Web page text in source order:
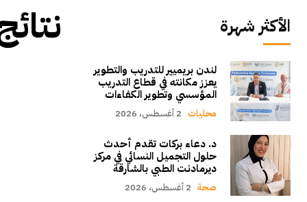
الأكثر شهرة
لندن بريميير للتدريب والتطوير
يعزز مكانته في قطاع التدريب
المؤسسي وتطوير الكفاءات
محليات 2 أغسطس، 2026
د. دعاء بركات تقدم أحدث
حلول التجميل النسائي في مركز
ديرمادنت الطبي بالشارقة
صحة 2 أغسطس، 2026